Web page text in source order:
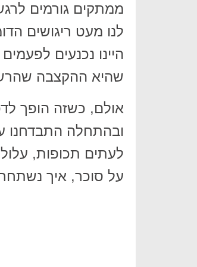
ממתקים גורמים
לנו מעט ריגושים
היינו נכנעים
שהיא ההקצבה
אולם, כשזה הופך
ובהתחלה התבדחנו
לעתים תכופות,
על סוכר, איך